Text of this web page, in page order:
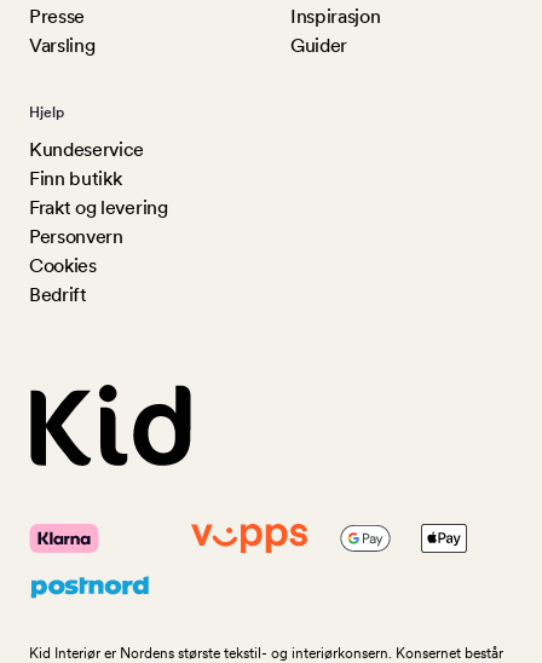
Presse
Varsling
Inspirasjon
Guider
Hjelp
Kundeservice
Finn butikk
Frakt og levering
Personvern
Cookies
Bedrift
Kid Interiør er Nordens største tekstil- og interiørkonsern. Konsernet består